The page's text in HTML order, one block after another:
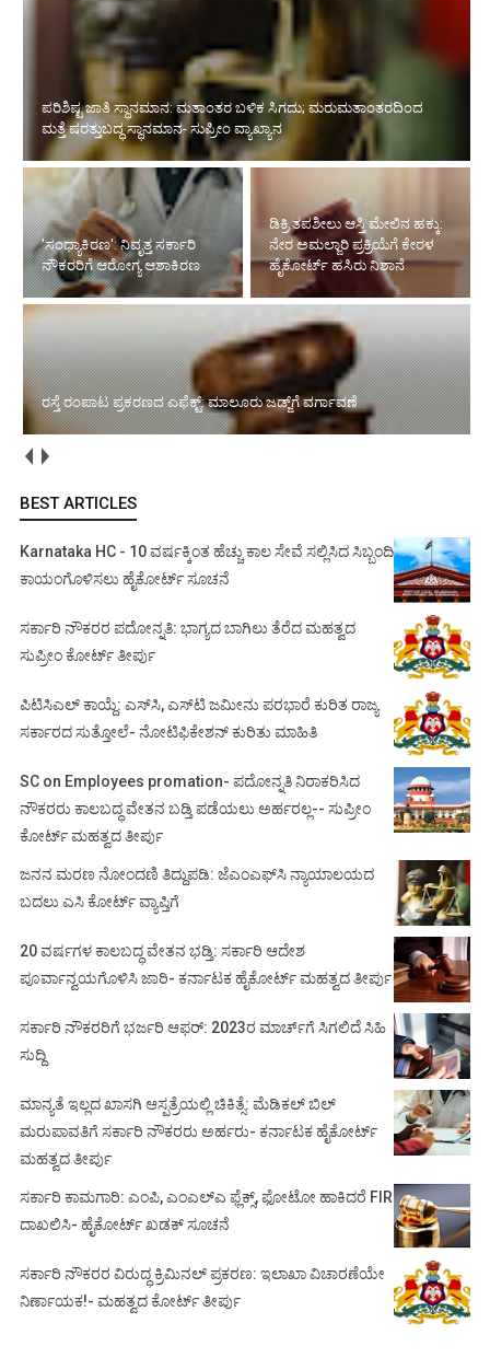
'ಸಂಧ್ಯಾಕಿರಣ': ನಿವೃತ್ತ ಸರ್ಕಾರಿ ನೌಕರರಿಗೆ ಆರೋಗ್ಯ ಆಶಾಕಿರಣ
ಡಿಕ್ರಿ ತಪಶೀಲು ಆಸ್ತಿ ಮೇಲಿನ ಹಕ್ಕು:
ನೇರ ಅಮಲ್ಜಾರಿ ಪ್ರಕ್ರಿಯೆಗೆ ಕೇರಳ
ಹೈಕೋರ್ಟ್ ಹಸಿರು ನಿಶಾನೆ
ರಸ್ತೆ ರಂಪಾಟ ಪ್ರಕರಣದ ಎಫೆಕ್ಟ್‌:
ಮಾಲೂರು ಜಡ್ಜ್‌ಗೆ ವರ್ಗಾವಣೆ
ಅಂಗವೈಕಲ್ಯ ನೆಪದಲ್ಲಿ ಸೇವೆಯಿಂದ ವಜಾ: ಕಠಿಣ ಆದೇಶ ನೀಡಿದ ಸುಪ್ರೀಂ
ಕೋರ್ಟ್‌
BEST ARTICLES
Karnataka HC - 10 ವರ್ಷಕ್ಕಿಂತ ಹೆಚ್ಚು ಕಾಲ ಸೇವೆ ಸಲ್ಲಿಸಿದ ಸಿಬ್ಬಂದಿ
ಕಾಯಂಗೊಳಿಸಲು ಹೈಕೋರ್ಟ್ ಸೂಚನೆ
ಸರ್ಕಾರಿ ನೌಕರರ ಪದೋನ್ನತಿ: ಭಾಗ್ಯದ ಬಾಗಿಲು ತೆರೆದ ಮಹತ್ವದ
ಸುಪ್ರೀಂ ಕೋರ್ಟ್ ತೀರ್ಪು
ಪಿಟಿಸಿಎಲ್ ಕಾಯ್ದೆ: ಎಸ್‌ಸಿ, ಎಸ್‌ಟಿ ಜಮೀನು ಪರಭಾರೆ ಕುರಿತ ರಾಜ್ಯ
ಸರ್ಕಾರದ ಸುತ್ತೋಲೆ- ನೋಟಿಫಿಕೇಶನ್‌ ಕುರಿತು ಮಾಹಿತಿ
SC on Employees promation- ಪದೋನ್ನತಿ ನಿರಾಕರಿಸಿದ
ನೌಕರರು ಕಾಲಬದ್ಧ ವೇತನ ಬಡ್ತಿ ಪಡೆಯಲು ಅರ್ಹರಲ್ಲ-- ಸುಪ್ರೀಂ
ಕೋರ್ಟ್ ಮಹತ್ವದ ತೀರ್ಪು
ಜನನ ಮರಣ ನೋಂದಣಿ ತಿದ್ದುಪಡಿ: ಜೆಎಂಎಫ್‌ಸಿ ನ್ಯಾಯಾಲಯದ
ಬದಲು ಎಸಿ ಕೋರ್ಟ್‌ ವ್ಯಾಪ್ತಿಗೆ
20 ವರ್ಷಗಳ ಕಾಲಬದ್ಧ ವೇತನ ಭಡ್ತಿ: ಸರ್ಕಾರಿ ಆದೇಶ
ಪೂರ್ವಾನ್ವಯಗೊಳಿಸಿ ಜಾರಿ- ಕರ್ನಾಟಕ ಹೈಕೋರ್ಟ್ ಮಹತ್ವದ ತೀರ್ಪು
ಸರ್ಕಾರಿ ನೌಕರರಿಗೆ ಭರ್ಜರಿ ಆಫರ್: 2023ರ ಮಾರ್ಚ್‌ಗೆ ಸಿಗಲಿದೆ ಸಿಹಿ
ಸುದ್ದಿ
ಮಾನ್ಯತೆ ಇಲ್ಲದ ಖಾಸಗಿ ಆಸ್ಪತ್ರೆಯಲ್ಲಿ ಚಿಕಿತ್ಸೆ: ಮೆಡಿಕಲ್ ಬಿಲ್
ಮರುಪಾವತಿಗೆ ಸರ್ಕಾರಿ ನೌಕರರು ಅರ್ಹರು- ಕರ್ನಾಟಕ ಹೈಕೋರ್ಟ್
ಮಹತ್ವದ ತೀರ್ಪು
ಸರ್ಕಾರಿ ಕಾಮಗಾರಿ: ಎಂಪಿ, ಎಂಎಲ್‌ಎ ಫ್ಲೆಕ್ಸ್‌, ಫೋಟೋ ಹಾಕಿದರೆ FIR
ದಾಖಲಿಸಿ- ಹೈಕೋರ್ಟ್‌ ಖಡಕ್ ಸೂಚನೆ
ಸರ್ಕಾರಿ ನೌಕರರ ವಿರುದ್ಧ ಕ್ರಿಮಿನಲ್ ಪ್ರಕರಣ: ಇಲಾಖಾ ವಿಚಾರಣೆಯೇ
ನಿರ್ಣಾಯಕ!- ಮಹತ್ವದ ಕೋರ್ಟ್ ತೀರ್ಪು